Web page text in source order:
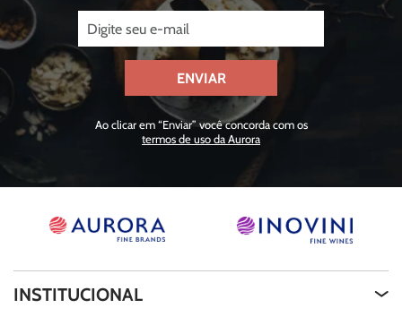
ENVIAR
Ao clicar em “Enviar” você concorda com os
termos de uso da Aurora
INSTITUCIONAL